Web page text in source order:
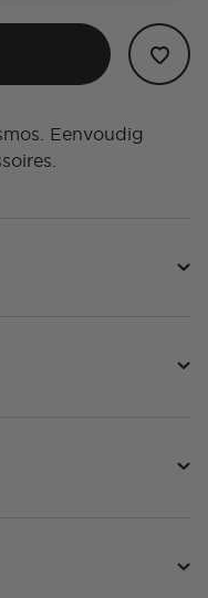
Eenvoudig